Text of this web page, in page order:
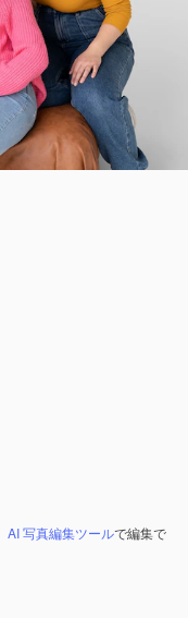
AI 写真編集ツールで編集で